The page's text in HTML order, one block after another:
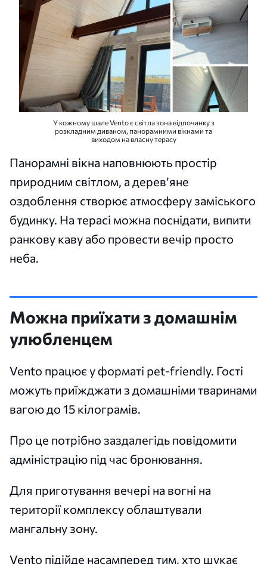
У кожному шале Vento є світла зона відпочинку з
розкладним диваном, панорамними вікнами та
виходом на власну терасу
Панорамні вікна наповнюють простір
природним світлом, а дерев’яне
оздоблення створює атмосферу заміського
будинку. На терасі можна поснідати, випити
ранкову каву або провести вечір просто
неба.
Можна приїхати з домашнім
улюбленцем
Vento працює у форматі pet-friendly. Гості
можуть приїжджати з домашніми тваринами
вагою до 15 кілограмів.
Про це потрібно заздалегідь повідомити
адміністрацію під час бронювання.
Для приготування вечері на вогні на
території комплексу облаштували
мангальну зону.
Vento підійде насамперед тим, хто шукає